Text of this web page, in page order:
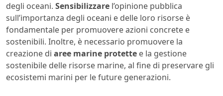
degli oceani. Sensibilizzare l’opinione pubblica
sull’importanza degli oceani e delle loro risorse è
fondamentale per promuovere azioni concrete e
sostenibili. Inoltre, è necessario promuovere la
creazione di aree marine protette e la gestione
sostenibile delle risorse marine, al fine di preservare gli
ecosistemi marini per le future generazioni.